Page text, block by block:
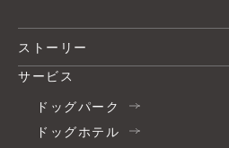
ストーリー
サービス
ドッグパーク
ドッグホテル